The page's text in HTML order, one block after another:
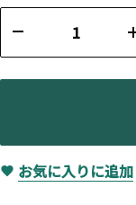
お気に入りに追加